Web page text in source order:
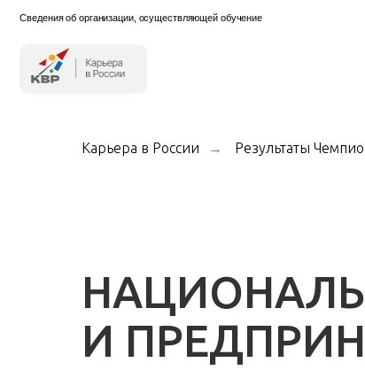
Сведения об организации, осуществляющей обучение
Карьера в России → Результаты
И